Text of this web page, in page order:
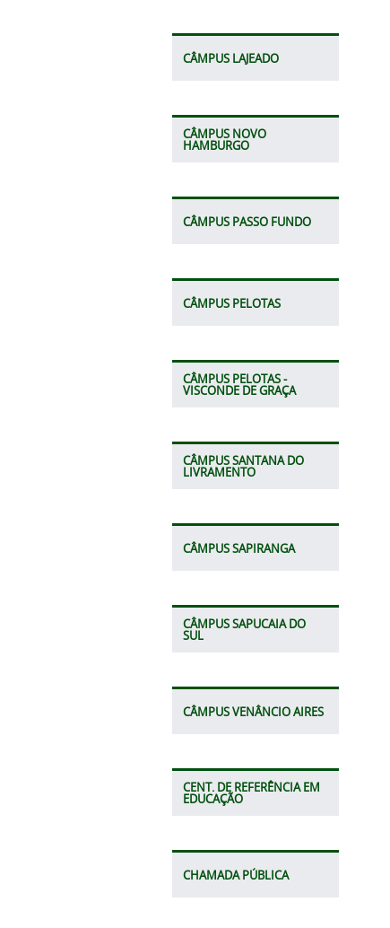
CÂMPUS LAJEADO
CÂMPUS NOVO
HAMBURGO
CÂMPUS PASSO FUNDO
CÂMPUS PELOTAS
CÂMPUS PELOTAS -
VISCONDE DE GRAÇA
CÂMPUS SANTANA DO
LIVRAMENTO
CÂMPUS SAPIRANGA
CÂMPUS SAPUCAIA DO
SUL
CÂMPUS VENÂNCIO AIRES
CENT. DE REFERÊNCIA EM
EDUCAÇÃO
CHAMADA PÚBLICA